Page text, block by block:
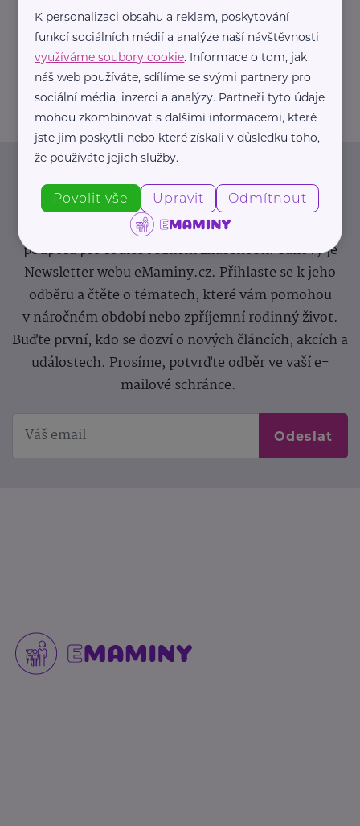
https://hartmanndirect.com/cs-cz
+420 800 100 150
info@hartmanndirect.cz
Newsletter
Pravidelný přísun novinek, inspirace na každý den,
podpora pro rodiče i sdílení zkušeností. Takový je
Newsletter webu eMaminy.cz. Přihlaste se k jeho
odběru a čtěte o tématech, které vám pomohou
v náročném období nebo zpříjemní rodinný život.
Buďte první, kdo se dozví o nových článcích, akcích a
událostech. Prosíme, potvrďte odběr ve vaší e-
mailové schránce.
Odeslat
K personalizaci obsahu a reklam, poskytování
funkcí sociálních médií a analýze naší návštěvnosti
využíváme soubory cookie. Informace o tom, jak
náš web používáte, sdílíme se svými partnery pro
sociální média, inzerci a analýzy. Partneři tyto údaje
mohou zkombinovat s dalšími informacemi, které
jste jim poskytli nebo které získali v důsledku toho,
že používáte jejich služby.
Povolit vše Upravit Odmítnout